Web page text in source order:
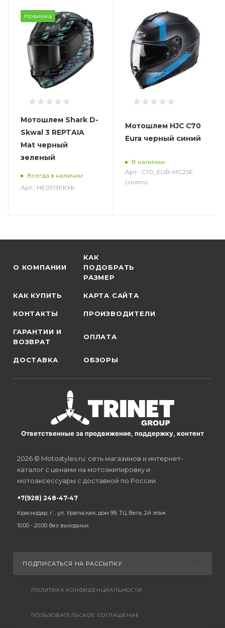
Новинка
Мотошлем Shark D-
Skwal 3 REPTAIA
Mat черный
зеленый
Всегда в наличии
Арт.: HE0913EKXK
Мотошлем HJC C70
Eura черный синий
В наличии
Арт.: C70_EUR-MC2SF
(снято)
О КОМПАНИИ
КАК
ПОДОБРАТЬ
РАЗМЕР
КАК КУПИТЬ КАРТА САЙТА
КОНТАКТЫ ПРОИЗВОДИТЕЛИ
ГАРАНТИИ И
ВОЗВРАТ
ОПЛАТА
ДОСТАВКА ОБЗОРЫ
Ответственные за продвижение, поддержку, контент
2026 © Motostyles.ru: сеть магазинов и интернет-
каталог с ценами на мотоэкипировку и
мотоаксессуары с доставкой по России.
+7(928) 248-47-47
Краснодар, г. , ул. Уральская, дом 99, ТЦ Вега, 2й этаж
10:00 - 20:00 без выходных
ПОДПИСАТЬСЯ НА РАССЫЛКУ
ПОЛИТИКА КОНФИДЕНЦИАЛЬНОСТИ
ПОЛЬЗОВАТЕЛЬСКОЕ СОГЛАШЕНИЕ